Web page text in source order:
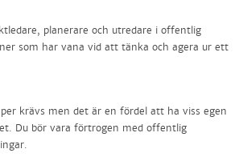
planerare och utredare i offentlig
som har vana vid att tänka och agera ur ett
krävs men det är en fördel att ha viss egen
Du bör vara förtrogen med offentlig